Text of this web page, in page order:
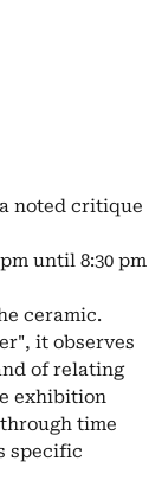
noted critique
until 8:30 pm
ceramic.
it observes
of relating
exhibition
time
specific